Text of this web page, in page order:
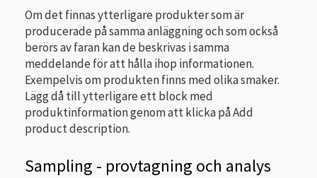
Om det finnas ytterligare produkter som är
producerade på samma anläggning och som också
berörs av faran kan de beskrivas i samma
meddelande för att hålla ihop informationen.
Exempelvis om produkten finns med olika smaker.
Lägg då till ytterligare ett block med
produktinformation genom att klicka på Add
product description.
Sampling - provtagning och analys